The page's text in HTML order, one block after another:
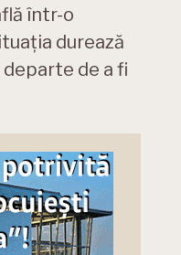
într-o
durează
de a fi